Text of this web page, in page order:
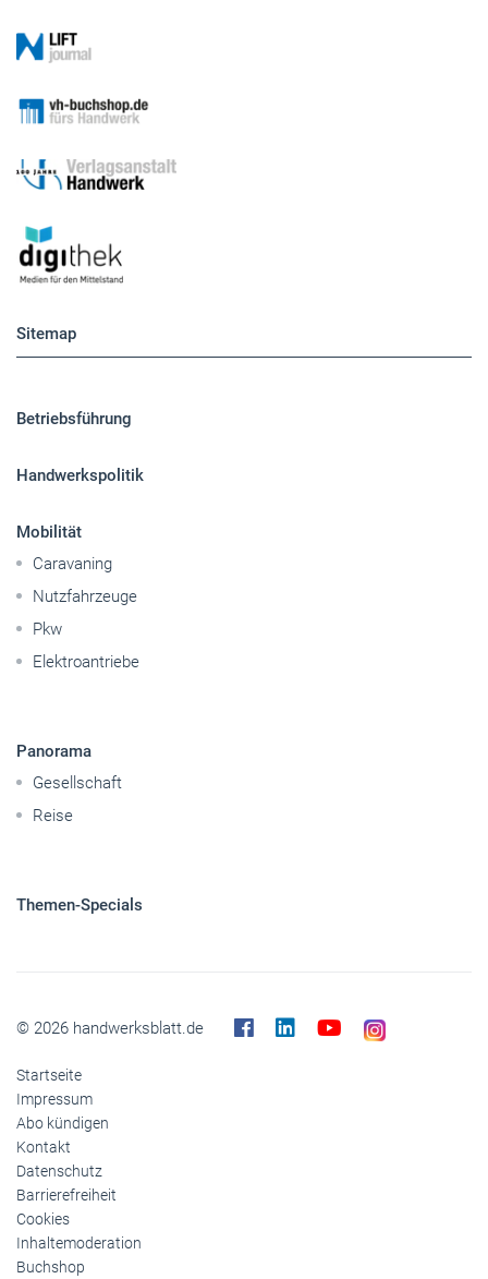
Sitemap
Betriebsführung
Handwerkspolitik
Mobilität
Caravaning
Nutzfahrzeuge
Pkw
Elektroantriebe
Panorama
Gesellschaft
Reise
Themen-Specials
© 2026 handwerksblatt.de
Startseite
Impressum
Abo kündigen
Kontakt
Datenschutz
Barrierefreiheit
Cookies
Inhaltemoderation
Buchshop